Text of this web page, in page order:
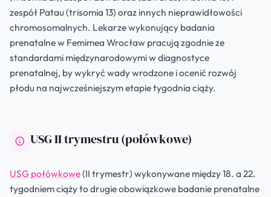
zespół Patau (trisomia 13) oraz innych nieprawidłowości
chromosomalnych. Lekarze wykonujący badania
prenatalne w Femimea Wrocław pracują zgodnie ze
standardami międzynarodowymi w diagnostyce
prenatalnej, by wykryć wady wrodzone i ocenić rozwój
płodu na najwcześniejszym etapie tygodnia ciąży.
USG II trymestru (połówkowe)
USG połówkowe(II trymestr) wykonywane między 18. a 22.
tygodniem ciąży to drugie obowiązkowe badanie prenatalne